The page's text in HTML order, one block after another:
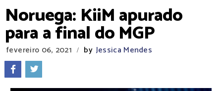
Noruega: KiiM apurado
para a final do MGP
fevereiro 06, 2021 / by Jessica Mendes